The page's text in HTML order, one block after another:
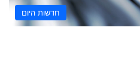
חדשות היום